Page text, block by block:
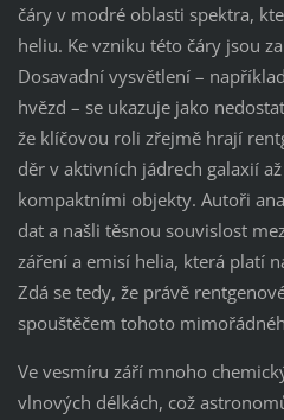
čáry v modré oblasti spektra,
heliu. Ke vzniku této čáry jsou
Dosavadní vysvětlení –
hvězd – se ukazuje jako
že klíčovou roli zřejmě hrají
děr v aktivních jádrech galaxií
kompaktními objekty. Autoři
dat a našli těsnou souvislost
záření a emisí helia, která platí
Zdá se tedy, že právě
spouštěčem tohoto
Ve vesmíru září mnoho
vlnových délkách, což